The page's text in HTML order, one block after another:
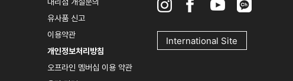
유사품 신고
이용약관
개인정보처리방침
오프라인 멤버십 이용 약관
International Site